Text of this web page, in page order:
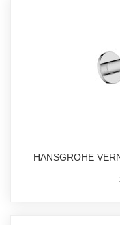
HANSGROHE